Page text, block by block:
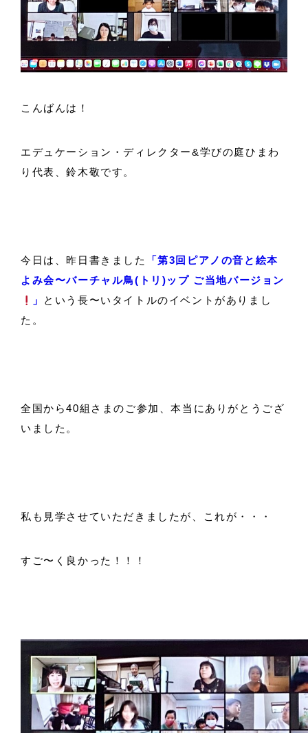
こんばんは！
エデュケーション・ディレクター&学びの庭ひまわ
り代表、鈴木敬です。
今日は、昨日書きました
「第3回ピアノの音と絵本
よみ会〜バーチャル鳥(トリ)ップ ご当地バージョン
」
という長〜いタイトルのイベントがありまし
た。
全国から40組さまのご参加、本当にありがとうござ
いました。
私も見学させていただきましたが、これが・・・
すご〜く良かった！！！